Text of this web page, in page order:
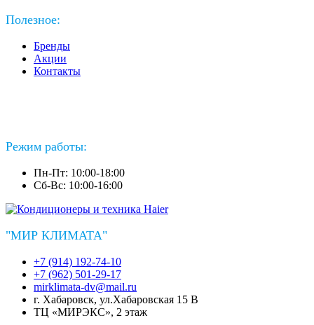
Полезное:
Бренды
Акции
Контакты
Режим работы:
Пн-Пт: 10:00-18:00
Сб-Вс: 10:00-16:00
"МИР КЛИМАТА"
+7 (914) 192-74-10
+7 (962) 501-29-17
mirklimata-dv@mail.ru
г. Хабаровск, ул.Хабаровская 15 В
ТЦ «МИРЭКС», 2 этаж